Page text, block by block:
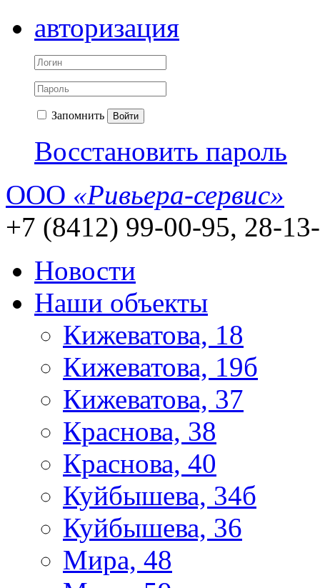
авторизация
Запомнить Войти
Восстановить пароль
ООО «Ривьера-сервис»
+7 (8412) 99-00-95, 28-
Новости
Наши объекты
Кижеватова, 18
Кижеватова, 19б
Кижеватова, 37
Краснова, 38
Краснова, 40
Куйбышева, 34б
Куйбышева, 36
Мира, 48